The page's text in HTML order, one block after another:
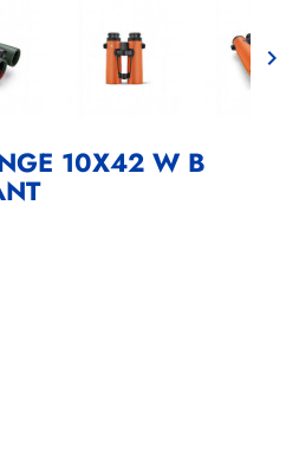

10X42 W B